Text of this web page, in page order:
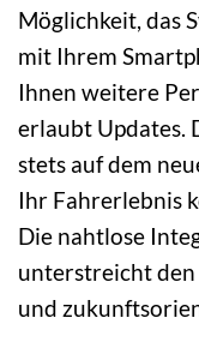
Möglichkeit, das
mit Ihrem
Ihnen weitere
erlaubt Updates.
stets auf dem
Ihr Fahrerlebnis
Die nahtlose
unterstreicht den
und